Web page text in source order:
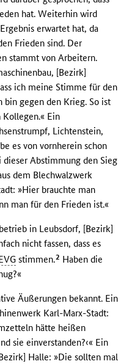
hat. Weiterhin wird
erwartet hat, da
Frieden sind. Der
stammt von Arbeitern.
[Bezirk]
ich meine Stimme für den
bin gegen den Krieg. So ist
Kollegen.« Ein
Lichtenstein,
es von vornherein schon
dieser Abstimmung den Sieg
dem Blechwalzwerk
»Hier brauchte man
man für den Frieden ist.«
in Leubsdorf, [Bezirk]
nicht fassen, dass es
stimmen.2 Haben die
Äußerungen bekannt. Ein
Karl-Marx-Stadt:
hätte heißen
sie einverstanden?‹« Ein
Halle: »Die sollten mal